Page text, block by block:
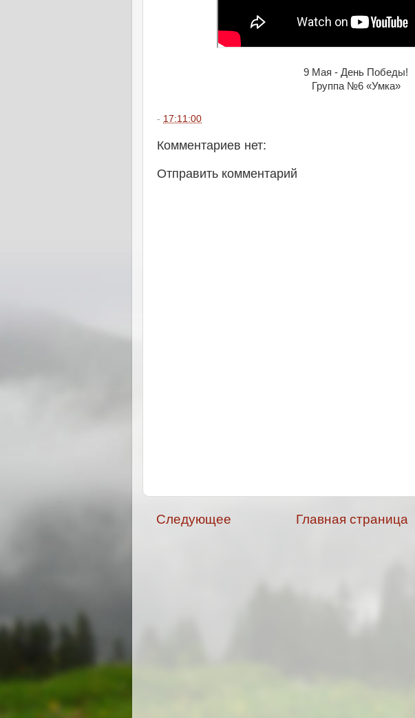
9 Мая - День Победы!
Группа №6 «Умка»
- 17:11:00
Комментариев нет:
Отправить комментарий
Следующее Главная страница